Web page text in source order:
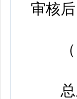
审核
（
总成